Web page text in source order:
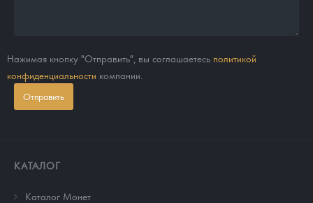
Нажимая кнопку "Отправить", вы соглашаетесь политикой
конфиденциальности компании.
Отправить
КАТАЛОГ
Каталог Монет